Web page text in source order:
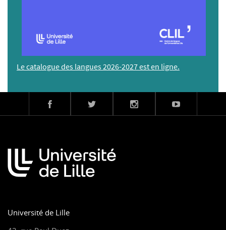
Le catalogue des langues 2026-2027 est en ligne.
Université de Lille